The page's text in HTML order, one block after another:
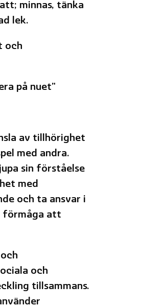
minnas, tänka
lek.
och
på nuet"
av tillhörighet
med andra.
sin förståelse
med
och ta ansvar i
förmåga att
och
tillsammans.